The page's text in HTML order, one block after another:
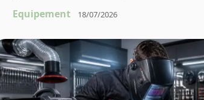
Equipement 18/07/2026